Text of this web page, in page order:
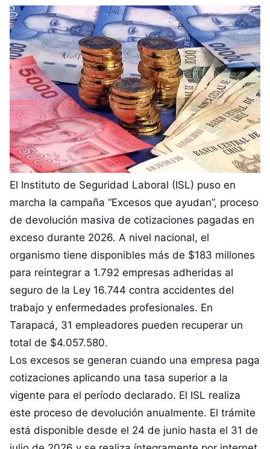
El Instituto de Seguridad Laboral (ISL) puso en
marcha la campaña “Excesos que ayudan”, proceso
de devolución masiva de cotizaciones pagadas en
exceso durante 2026. A nivel nacional, el
organismo tiene disponibles más de $183 millones
para reintegrar a 1.792 empresas adheridas al
seguro de la Ley 16.744 contra accidentes del
trabajo y enfermedades profesionales. En
Tarapacá, 31 empleadores pueden recuperar un
total de $4.057.580.
Los excesos se generan cuando una empresa paga
cotizaciones aplicando una tasa superior a la
vigente para el período declarado. El ISL realiza
este proceso de devolución anualmente. El trámite
está disponible desde el 24 de junio hasta el 31 de